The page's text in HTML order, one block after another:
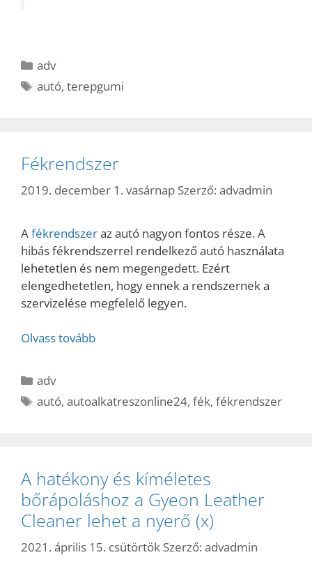
Kategória
adv
Címkék
autó,terepgumi
Fékrendszer
2019. december 1. vasárnap Szerző: advadmin
Afékrendszeraz autó nagyon fontos része. A
hibás fékrendszerrel rendelkező autó használata
lehetetlen és nem megengedett. Ezért
elengedhetetlen, hogy ennek a rendszernek a
szervizelése megfelelő legyen.
Olvass tovább
Kategória
adv
Címkék
autó,autoalkatreszonline24,fék,fékrendszer
A hatékony és kíméletes
bőrápoláshoz a Gyeon Leather
Cleaner lehet a nyerő (x)
2021. április 15. csütörtök Szerző: advadmin